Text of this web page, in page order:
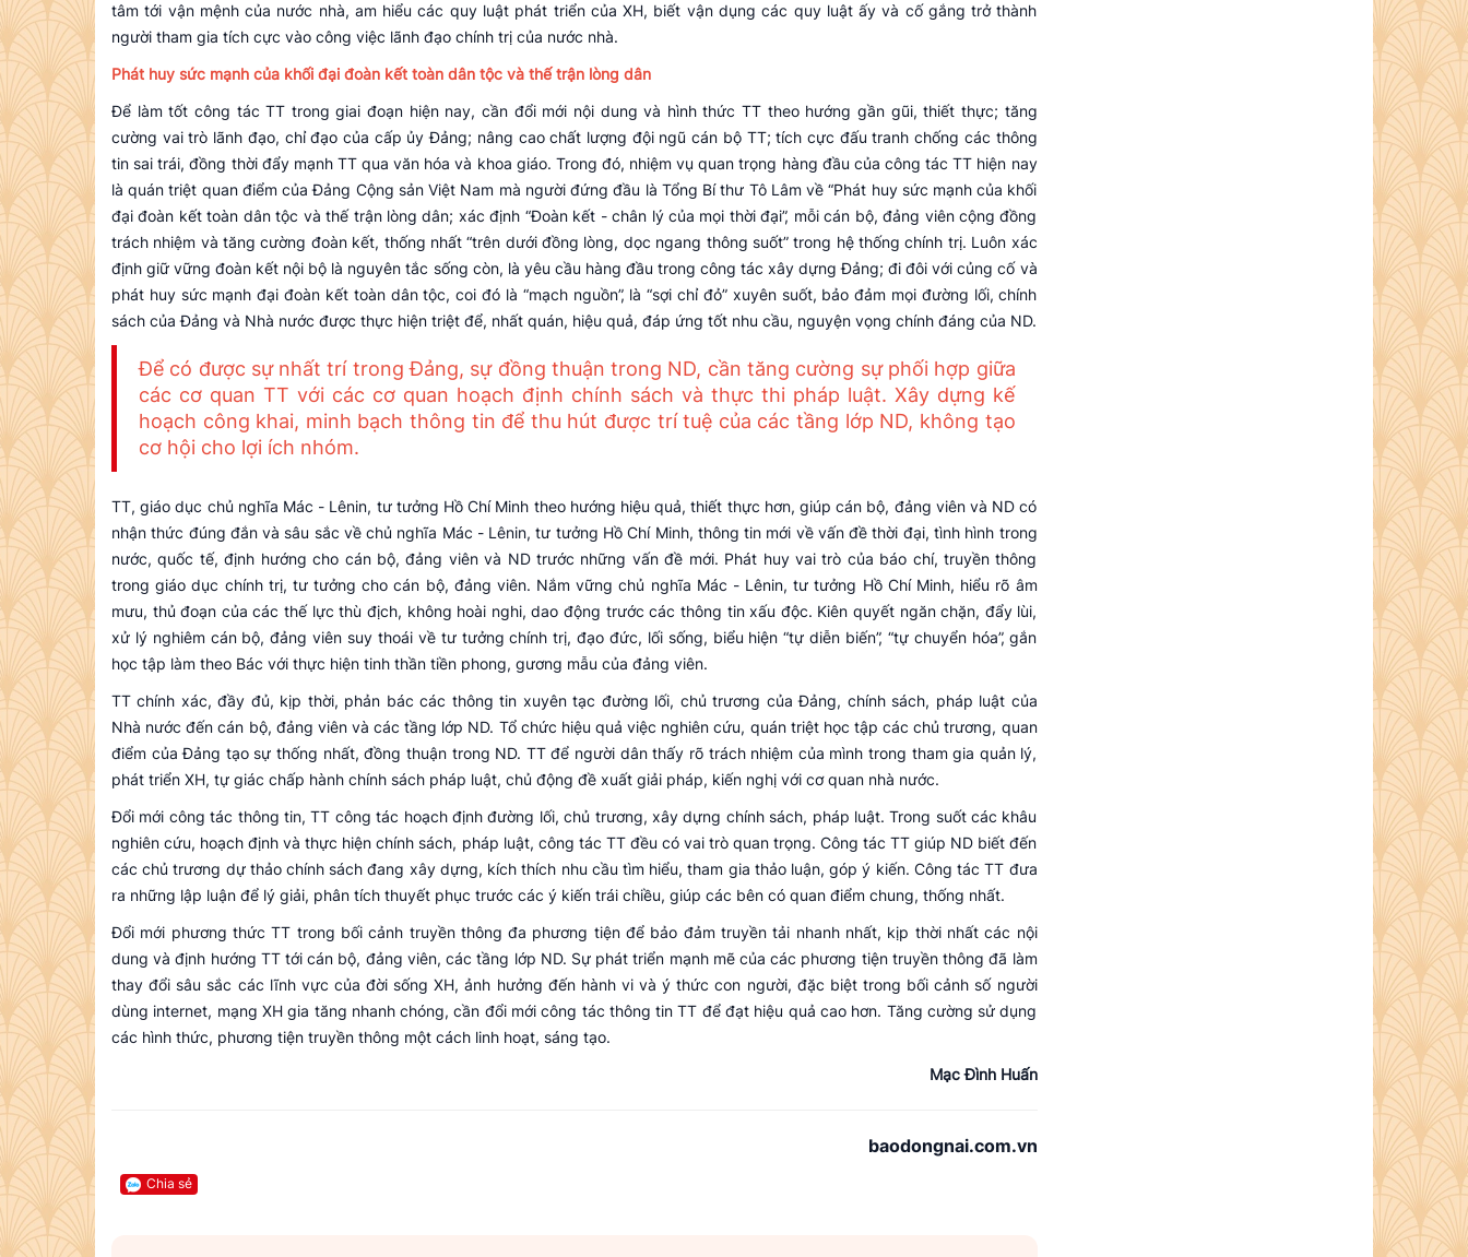
tâm tới vận mệnh của nước nhà, am hiểu các quy luật phát triển của XH, biết vận dụng các quy luật ấy và cố gắng trở thành
người tham gia tích cực vào công việc lãnh đạo chính trị của nước nhà.
Phát huy sức mạnh của khối đại đoàn kết toàn dân tộc và thế trận lòng dân
Để làm tốt công tác TT trong giai đoạn hiện nay, cần đổi mới nội dung và hình thức TT theo hướng gần gũi, thiết thực; tăng
cường vai trò lãnh đạo, chỉ đạo của cấp ủy Đảng; nâng cao chất lượng đội ngũ cán bộ TT; tích cực đấu tranh chống các thông
tin sai trái, đồng thời đẩy mạnh TT qua văn hóa và khoa giáo. Trong đó, nhiệm vụ quan trọng hàng đầu của công tác TT hiện nay
là quán triệt quan điểm của Đảng Cộng sản Việt Nam mà người đứng đầu là Tổng Bí thư Tô Lâm về “Phát huy sức mạnh của khối
đại đoàn kết toàn dân tộc và thế trận lòng dân; xác định “Đoàn kết - chân lý của mọi thời đại”, mỗi cán bộ, đảng viên cộng đồng
trách nhiệm và tăng cường đoàn kết, thống nhất “trên dưới đồng lòng, dọc ngang thông suốt” trong hệ thống chính trị. Luôn xác
định giữ vững đoàn kết nội bộ là nguyên tắc sống còn, là yêu cầu hàng đầu trong công tác xây dựng Đảng; đi đôi với củng cố và
phát huy sức mạnh đại đoàn kết toàn dân tộc, coi đó là “mạch nguồn”, là “sợi chỉ đỏ” xuyên suốt, bảo đảm mọi đường lối, chính
sách của Đảng và Nhà nước được thực hiện triệt để, nhất quán, hiệu quả, đáp ứng tốt nhu cầu, nguyện vọng chính đáng của ND.
Để có được sự nhất trí trong Đảng, sự đồng thuận trong ND, cần tăng cường sự phối hợp giữa
các cơ quan TT với các cơ quan hoạch định chính sách và thực thi pháp luật. Xây dựng kế
hoạch công khai, minh bạch thông tin để thu hút được trí tuệ của các tầng lớp ND, không tạo
cơ hội cho lợi ích nhóm.
TT, giáo dục chủ nghĩa Mác - Lênin, tư tưởng Hồ Chí Minh theo hướng hiệu quả, thiết thực hơn, giúp cán bộ, đảng viên và ND có
nhận thức đúng đắn và sâu sắc về chủ nghĩa Mác - Lênin, tư tưởng Hồ Chí Minh, thông tin mới về vấn đề thời đại, tình hình trong
nước, quốc tế, định hướng cho cán bộ, đảng viên và ND trước những vấn đề mới. Phát huy vai trò của báo chí, truyền thông
trong giáo dục chính trị, tư tưởng cho cán bộ, đảng viên. Nắm vững chủ nghĩa Mác - Lênin, tư tưởng Hồ Chí Minh, hiểu rõ âm
mưu, thủ đoạn của các thế lực thù địch, không hoài nghi, dao động trước các thông tin xấu độc. Kiên quyết ngăn chặn, đẩy lùi,
xử lý nghiêm cán bộ, đảng viên suy thoái về tư tưởng chính trị, đạo đức, lối sống, biểu hiện “tự diễn biến”, “tự chuyển hóa”, gắn
học tập làm theo Bác với thực hiện tinh thần tiền phong, gương mẫu của đảng viên.
TT chính xác, đầy đủ, kịp thời, phản bác các thông tin xuyên tạc đường lối, chủ trương của Đảng, chính sách, pháp luật của
Nhà nước đến cán bộ, đảng viên và các tầng lớp ND. Tổ chức hiệu quả việc nghiên cứu, quán triệt học tập các chủ trương, quan
điểm của Đảng tạo sự thống nhất, đồng thuận trong ND. TT để người dân thấy rõ trách nhiệm của mình trong tham gia quản lý,
phát triển XH, tự giác chấp hành chính sách pháp luật, chủ động đề xuất giải pháp, kiến nghị với cơ quan nhà nước.
Đổi mới công tác thông tin, TT công tác hoạch định đường lối, chủ trương, xây dựng chính sách, pháp luật. Trong suốt các khâu
nghiên cứu, hoạch định và thực hiện chính sách, pháp luật, công tác TT đều có vai trò quan trọng. Công tác TT giúp ND biết đến
các chủ trương dự thảo chính sách đang xây dựng, kích thích nhu cầu tìm hiểu, tham gia thảo luận, góp ý kiến. Công tác TT đưa
ra những lập luận để lý giải, phân tích thuyết phục trước các ý kiến trái chiều, giúp các bên có quan điểm chung, thống nhất.
Đổi mới phương thức TT trong bối cảnh truyền thông đa phương tiện để bảo đảm truyền tải nhanh nhất, kịp thời nhất các nội
dung và định hướng TT tới cán bộ, đảng viên, các tầng lớp ND. Sự phát triển mạnh mẽ của các phương tiện truyền thông đã làm
thay đổi sâu sắc các lĩnh vực của đời sống XH, ảnh hưởng đến hành vi và ý thức con người, đặc biệt trong bối cảnh số người
dùng internet, mạng XH gia tăng nhanh chóng, cần đổi mới công tác thông tin TT để đạt hiệu quả cao hơn. Tăng cường sử dụng
các hình thức, phương tiện truyền thông một cách linh hoạt, sáng tạo.
Mạc Đình Huấn
baodongnai.com.vn
Chia sẻ